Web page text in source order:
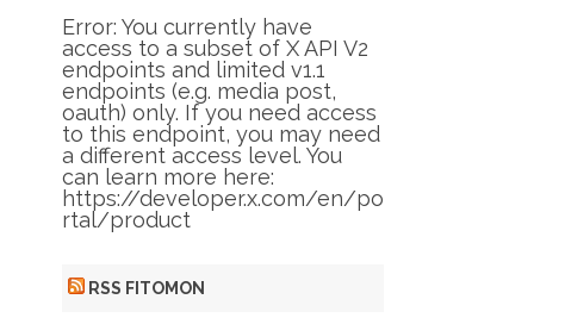
r
i
e
s
Error: You currently have
access to a subset of X API V2
endpoints and limited v1.1
endpoints (e.g. media post,
oauth) only. If you need access
to this endpoint, you may need
a different access level. You
can learn more here:
https://developer.x.com/en/po
rtal/product
RSS FITOMON